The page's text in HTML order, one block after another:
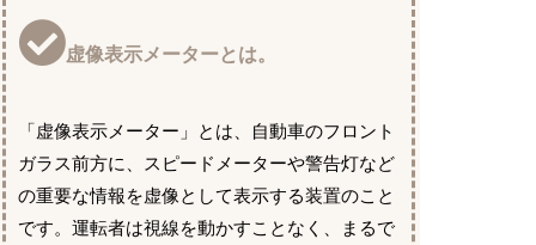
虚像表示メーターとは。
「虚像表示メーター」とは、自動車のフロント
ガラス前方に、スピードメーターや警告灯など
の重要な情報を虚像として表示する装置のこと
です。運転者は視線を動かすことなく、まるで